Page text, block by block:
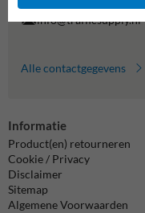
info@trafficsupply.nl
Alle contactgegevens
Informatie
Product(en) retourneren
Cookie / Privacy
Disclaimer
Sitemap
Algemene Voorwaarden